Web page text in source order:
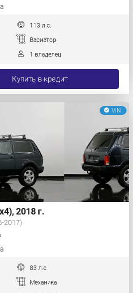
113 л.с.
Вариатор
1 владелец
Купить в кредит
VIN
2018 г.
2017)
83 л.с.
Механика